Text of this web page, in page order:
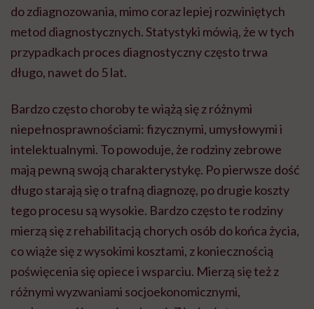
do zdiagnozowania, mimo coraz lepiej rozwiniętych
metod diagnostycznych. Statystyki mówią, że w tych
przypadkach proces diagnostyczny często trwa
długo, nawet do 5 lat.
Bardzo często choroby te wiążą się z różnymi
niepełnosprawnościami: fizycznymi, umysłowymi i
intelektualnymi. To powoduje, że rodziny zebrowe
mają pewną swoją charakterystykę. Po pierwsze dość
długo starają się o trafną diagnozę, po drugie koszty
tego procesu są wysokie. Bardzo często te rodziny
mierzą się z rehabilitacją chorych osób do końca życia,
co wiąże się z wysokimi kosztami, z koniecznością
poświęcenia się opiece i wsparciu. Mierzą się też z
różnymi wyzwaniami socjoekonomicznymi,